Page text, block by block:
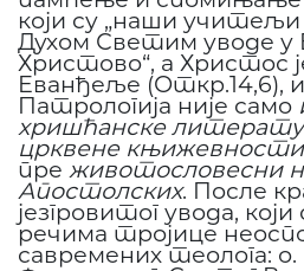
који су „наши учитељи
Духом Светим уводе у
Христово“, а Христос
Еванђеље (Откр.14,6),
Патрологија није само
хришћанске
црквене књижевности
пре животословесни
Апостолских. После
језгровитог увода,
речима тројице
савремених теолога: о.